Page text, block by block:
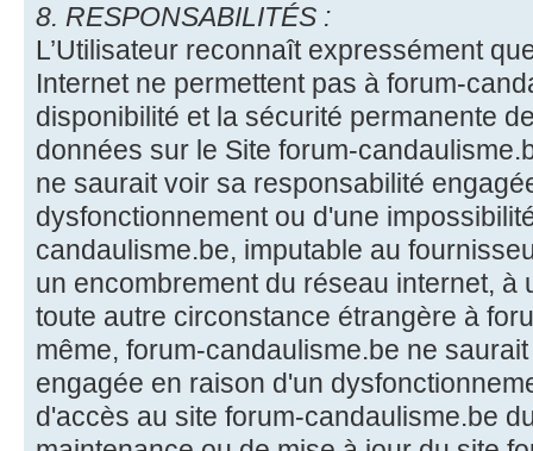
8. RESPONSABILITÉS :
L’Utilisateur reconnaît expressément
Internet ne permettent pas à forum-
disponibilité et la sécurité permanente
données sur le Site forum-
ne saurait voir sa responsabilité
dysfonctionnement ou d'une
candaulisme.be, imputable au
un encombrement du réseau internet, à
toute autre circonstance étrangère à
même, forum-candaulisme.be ne
engagée en raison d'un
d'accès au site forum-candaulisme.be